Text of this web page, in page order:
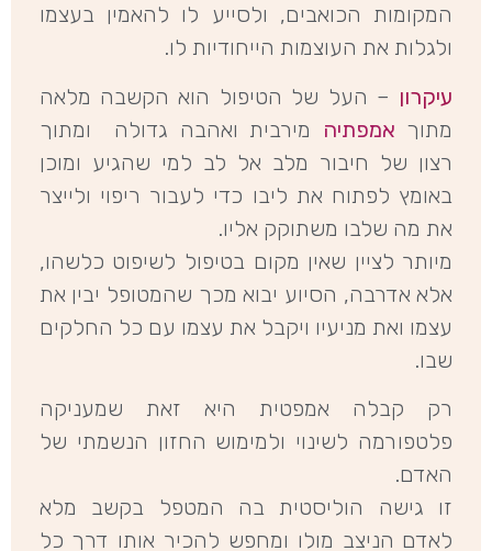
המקומות הכואבים, ולסייע לו להאמין בעצמו
ולגלות את העוצמות הייחודיות לו.
עיקרון – העל של הטיפול הוא הקשבה מלאה
מתוך אמפתיה מירבית ואהבה גדולה ומתוך
רצון של חיבור מלב אל לב למי שהגיע ומוכן
באומץ לפתוח את ליבו כדי לעבור ריפוי ולייצר
את מה שלבו משתוקק אליו.
מיותר לציין שאין מקום בטיפול לשיפוט כלשהו,
אלא אדרבה, הסיוע יבוא מכך שהמטופל יבין את
עצמו ואת מניעיו ויקבל את עצמו עם כל החלקים
שבו.
רק קבלה אמפטית היא זאת שמעניקה
פלטפורמה לשינוי ולמימוש החזון הנשמתי של
האדם.
זו גישה הוליסטית בה המטפל בקשב מלא
לאדם הניצב מולו ומחפש להכיר אותו דרך כל